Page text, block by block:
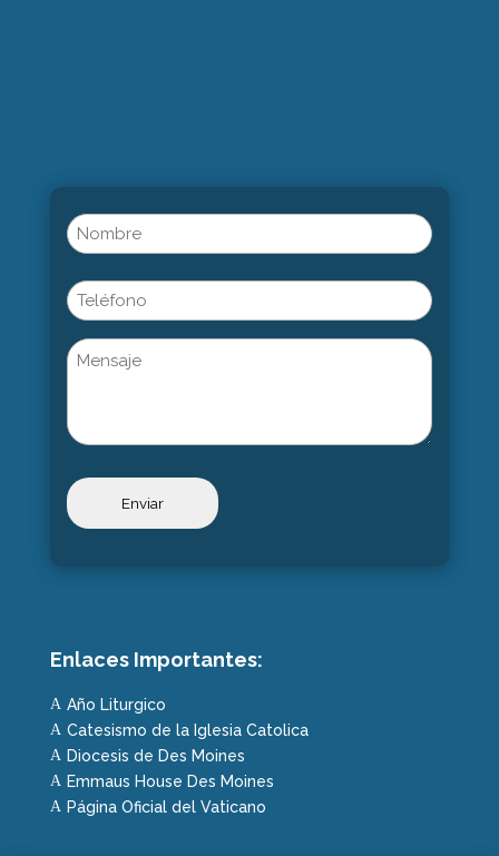
Name
(Obligatorio)
Phone
Untitled
Enlaces Importantes:
A Año Liturgico
A Catesismo de la Iglesia Catolica
A Diocesis de Des Moines
A Emmaus House Des Moines
A Página Oficial del Vaticano